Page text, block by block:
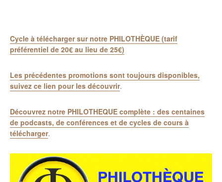
Cycle à télécharger sur notre PHILOTHÈQUE (tarif
préférentiel de 20€ au lieu de 25€)
Les précédentes promotions sont toujours disponibles,
suivez ce lien pour les découvrir.
Découvrez notre PHILOTHEQUE complète : des centaines
de podcasts, de conférences et de cycles de cours à
télécharger.